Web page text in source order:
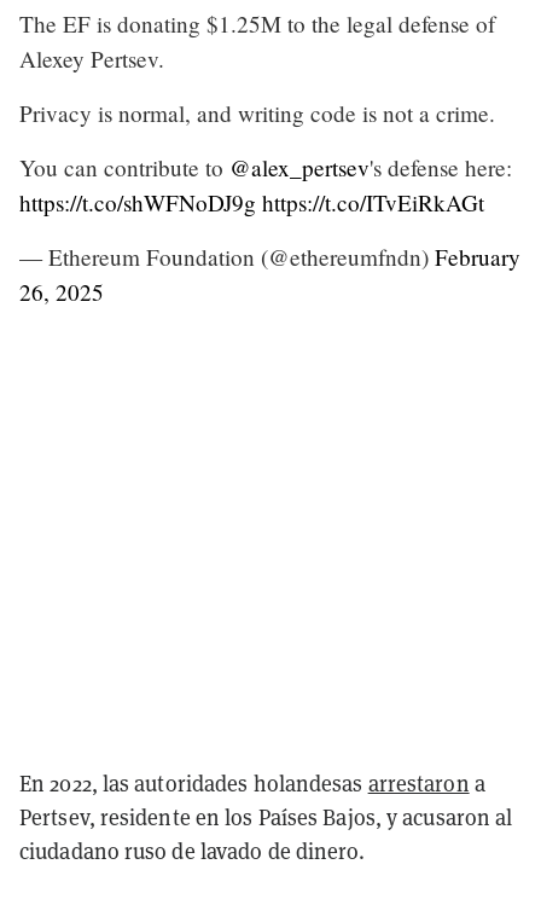
The EF is donating $1.25M to the legal defense of
Alexey Pertsev.
Privacy is normal, and writing code is not a crime.
You can contribute to @alex_pertsev's defense here:
https://t.co/shWFNoDJ9g https://t.co/ITvEiRkAGt
— Ethereum Foundation (@ethereumfndn) February
26, 2025
En 2022, las autoridades holandesas arrestaron a
Pertsev, residente en los Países Bajos, y acusaron al
ciudadano ruso de lavado de dinero.